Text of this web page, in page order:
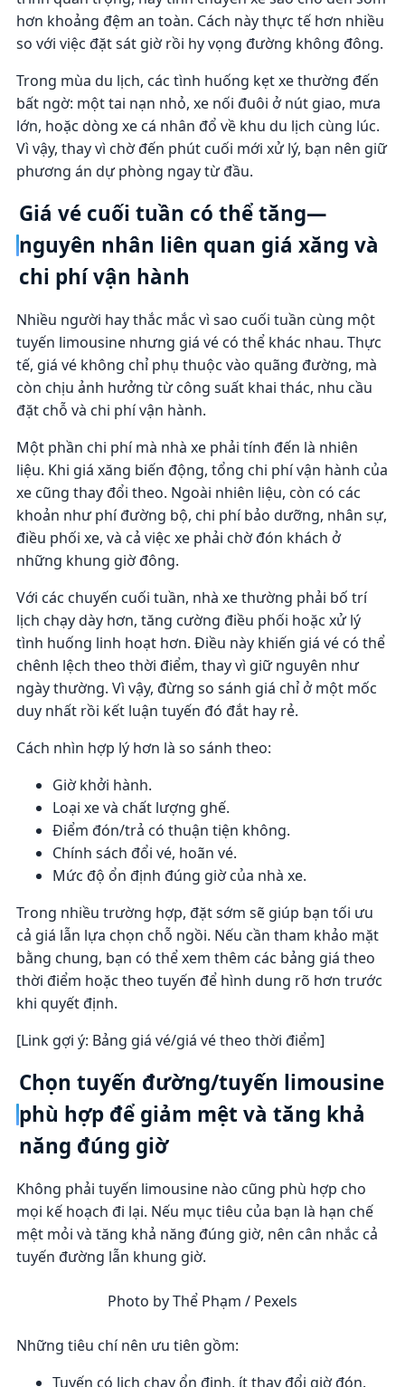
hơn khoảng đệm an toàn. Cách này thực tế hơn nhiều
so với việc đặt sát giờ rồi hy vọng đường không đông.
Trong mùa du lịch, các tình huống kẹt xe thường đến
bất ngờ: một tai nạn nhỏ, xe nối đuôi ở nút giao, mưa
lớn, hoặc dòng xe cá nhân đổ về khu du lịch cùng lúc.
Vì vậy, thay vì chờ đến phút cuối mới xử lý, bạn nên giữ
phương án dự phòng ngay từ đầu.
Giá vé cuối tuần có thể tăng—
nguyên nhân liên quan giá xăng và
chi phí vận hành
Nhiều người hay thắc mắc vì sao cuối tuần cùng một
tuyến limousine nhưng giá vé có thể khác nhau. Thực
tế, giá vé không chỉ phụ thuộc vào quãng đường, mà
còn chịu ảnh hưởng từ công suất khai thác, nhu cầu
đặt chỗ và chi phí vận hành.
Một phần chi phí mà nhà xe phải tính đến là nhiên
liệu. Khi giá xăng biến động, tổng chi phí vận hành của
xe cũng thay đổi theo. Ngoài nhiên liệu, còn có các
khoản như phí đường bộ, chi phí bảo dưỡng, nhân sự,
điều phối xe, và cả việc xe phải chờ đón khách ở
những khung giờ đông.
Với các chuyến cuối tuần, nhà xe thường phải bố trí
lịch chạy dày hơn, tăng cường điều phối hoặc xử lý
tình huống linh hoạt hơn. Điều này khiến giá vé có thể
chênh lệch theo thời điểm, thay vì giữ nguyên như
ngày thường. Vì vậy, đừng so sánh giá chỉ ở một mốc
duy nhất rồi kết luận tuyến đó đắt hay rẻ.
Cách nhìn hợp lý hơn là so sánh theo:
Giờ khởi hành.
Loại xe và chất lượng ghế.
Điểm đón/trả có thuận tiện không.
Chính sách đổi vé, hoãn vé.
Mức độ ổn định đúng giờ của nhà xe.
Trong nhiều trường hợp, đặt sớm sẽ giúp bạn tối ưu
cả giá lẫn lựa chọn chỗ ngồi. Nếu cần tham khảo mặt
bằng chung, bạn có thể xem thêm các bảng giá theo
thời điểm hoặc theo tuyến để hình dung rõ hơn trước
khi quyết định.
[Link gợi ý: Bảng giá vé/giá vé theo thời điểm]
Chọn tuyến đường/tuyến limousine
phù hợp để giảm mệt và tăng khả
năng đúng giờ
Không phải tuyến limousine nào cũng phù hợp cho
mọi kế hoạch đi lại. Nếu mục tiêu của bạn là hạn chế
mệt mỏi và tăng khả năng đúng giờ, nên cân nhắc cả
tuyến đường lẫn khung giờ.
Photo by Thể Phạm / Pexels
Những tiêu chí nên ưu tiên gồm:
Tuyến có lịch chạy ổn định, ít thay đổi giờ đón.